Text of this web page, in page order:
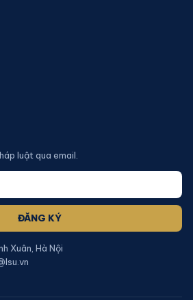
luật qua email.
ĐĂNG KÝ
Xuân, Hà Nội